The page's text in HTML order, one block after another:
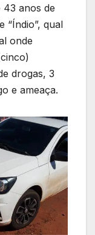
43 anos de
“Índio”, qual
onde
drogas, 3
e ameaça.